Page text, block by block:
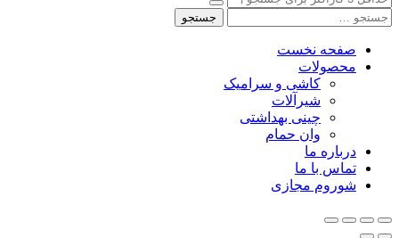
جستجو
صفحه نخست
محصولات
کاشی و سرامیک
شیرآلات
چینی بهداشتی
وان حمام
درباره ما
تماس با ما
شوروم مجازی